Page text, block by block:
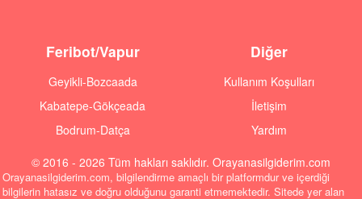
Feribot/Vapur
Geyikli-Bozcaada
Kabatepe-Gökçeada
Bodrum-Datça
Diğer
Kullanım Koşulları
İletişim
Yardım
© 2016 - 2026 Tüm hakları saklıdır. Orayanasilgiderim.com
Orayanasilgiderim.com, bilgilendirme amaçlı bir platformdur ve içerdiği
bilgilerin hatasız ve doğru olduğunu garanti etmemektedir. Sitede yer alan